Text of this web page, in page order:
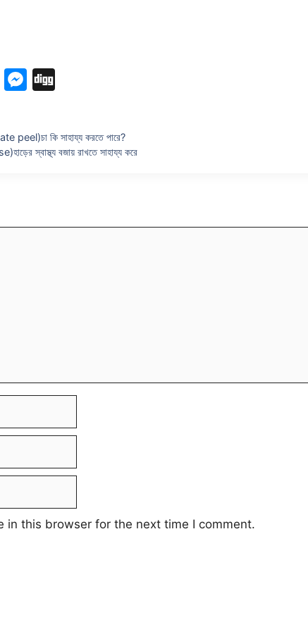
V
M
s
er
peel)চা কি সাহায্য করতে পারে?
স্বাস্থ্য বজায় রাখতে সাহায্য করে
in this browser for the next time I comment.